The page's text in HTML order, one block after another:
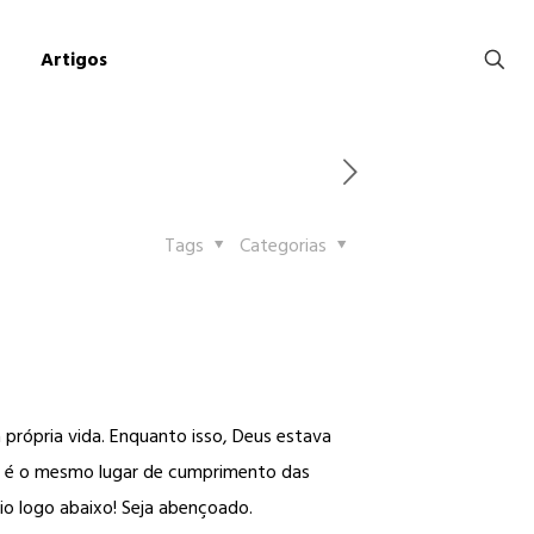
Artigos
Categorias
Tags
vida. Enquanto isso, Deus estava
o mesmo lugar de cumprimento das
logo abaixo! Seja abençoado.